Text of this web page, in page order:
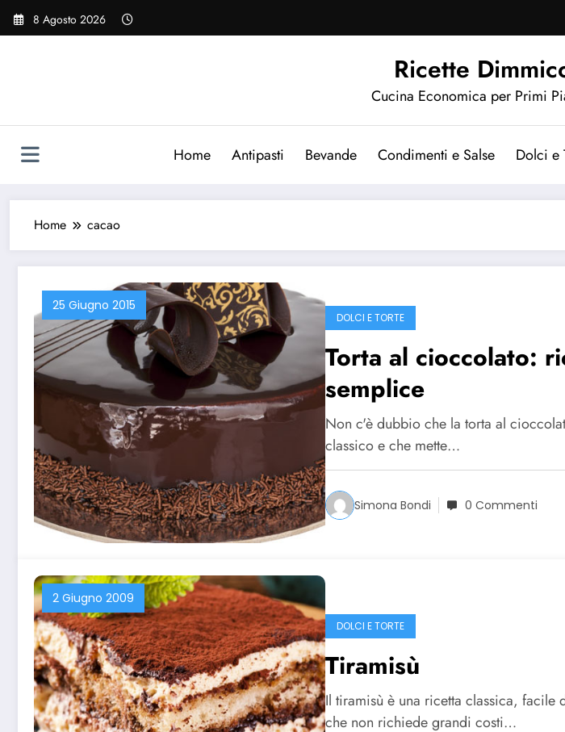
Vai
8 Agosto 2026
Ricette
Cucina Economica per Primi
Home Antipasti Bevande Condimenti e Salse Dolci e
Home cacao
25 Giugno 2015
DOLCI E TORTE
Torta al cioccolato:
semplice
Non c'è dubbio che la torta al
classico e che mette…
Simona Bondi 0 Commenti
2 Giugno 2009
DOLCI E TORTE
Tiramisù
Il tiramisù è una ricetta classica, facile
che non richiede grandi costi…